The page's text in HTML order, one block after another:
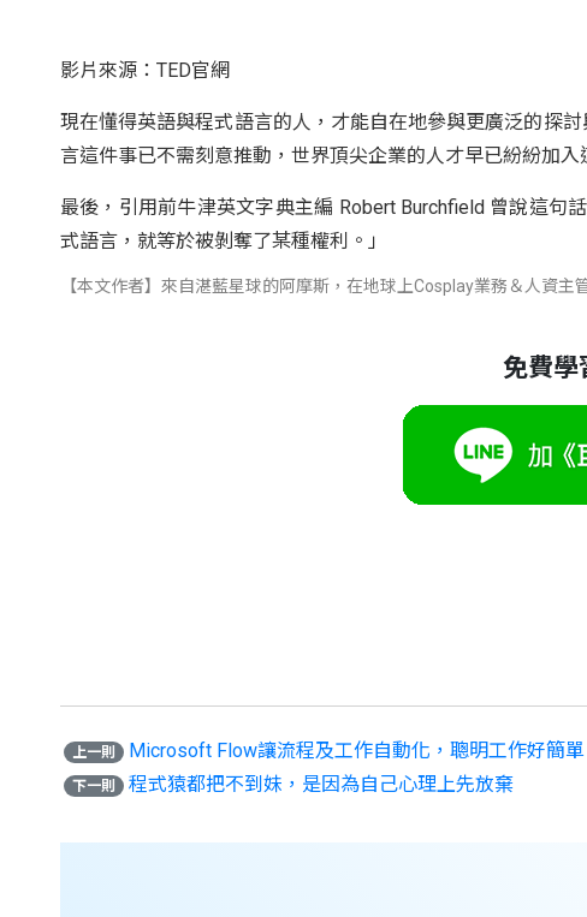
影片來源：TED官網
現在懂得英語與程式語言的人，才能自在地參與更廣泛的探
言這件事已不需刻意推動，世界頂尖企業的人才早已紛紛加
最後，引用前牛津英文字典主編 Robert Burchfield 曾說這
式語言，就等於被剝奪了某種權利。」
【本文作者】來自湛藍星球的阿摩斯，在地球上Cosplay業務＆人資主
免費學
上一則 Microsoft Flow讓流程及工作自動化，聰明工作好簡單
下一則 程式猿都把不到妹，是因為自己心理上先放棄